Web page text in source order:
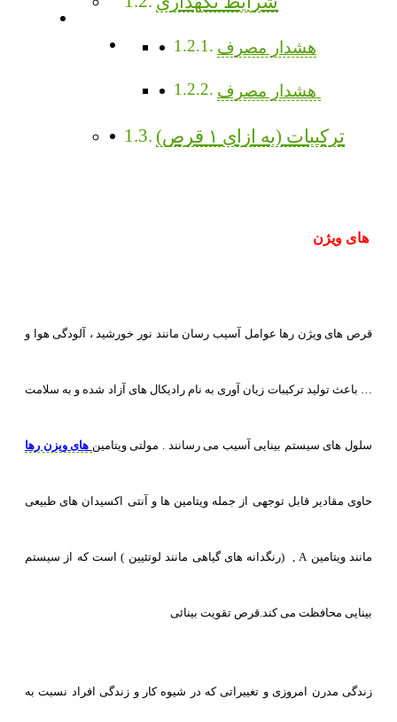
هشدار مصرف
ترکیبات (به ازای ۱ قرص)
های ویژن
قرص های ویژن رها عوامل آسیب رسان مانند نور خورشید ، آلودگی هوا و
… باعث تولید ترکیبات زیان آوری به نام رادیکال های آزاد شده و به سلامت
سلول های سیستم بینایی آسیب می رسانند . مولتی ویتامین های ویزن رها
حاوی مقادیر قابل توجهی از جمله ویتامین ها و آنتی اکسیدان های طبیعی
مانند ویتامین A , (رنگدانه های گیاهی مانند لوتئیین ) است که از سیستم
بینایی محافظت می کند.قرص تقویت بینائی
زندگی مدرن امروزی و تغییراتی که در شیوه کار و زندگی افراد نسبت به